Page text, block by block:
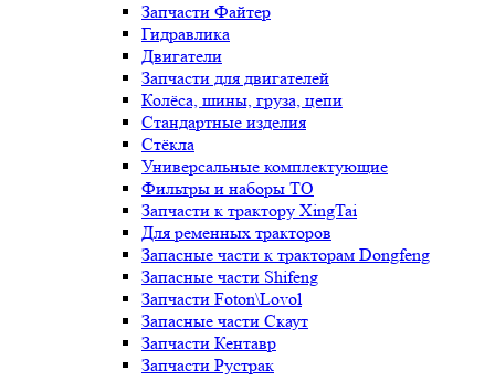
Запчасти Файтер
Гидравлика
Двигатели
Запчасти для двигателей
Колёса, шины, груза, цепи
Стандартные изделия
Стёкла
Универсальные комплектующие
Фильтры и наборы ТО
Запчасти к трактору XingTai
Для ременных тракторов
Запасные части к тракторам Dongfeng
Запасные части Shifeng
Запчасти Foton\Lovol
Запасные части Скаут
Запчасти Кентавр
Запчасти Рустрак